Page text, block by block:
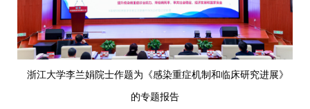
浙江大学李兰娟院士作题为《感染重症机制和临床研究进展》
的专题报告